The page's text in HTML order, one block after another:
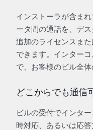
インストーラが含ま
ータ間の通話を、デス
追加のライセンスま
できます。インター
で、お客様のビル全体
どこからでも通信
ビルの受付でインタ
時対応、あるいは応